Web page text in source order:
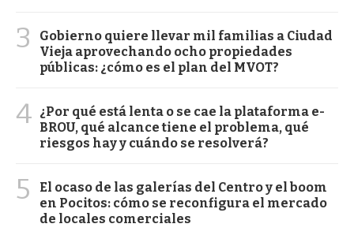
3
Gobierno quiere llevar mil familias a Ciudad
Vieja aprovechando ocho propiedades
públicas: ¿cómo es el plan del MVOT?
4 ¿Por qué está lenta o se cae la plataforma e-
BROU, qué alcance tiene el problema, qué
riesgos hay y cuándo se resolverá?
5
El ocaso de las galerías del Centro y el boom
en Pocitos: cómo se reconfigura el mercado
de locales comerciales